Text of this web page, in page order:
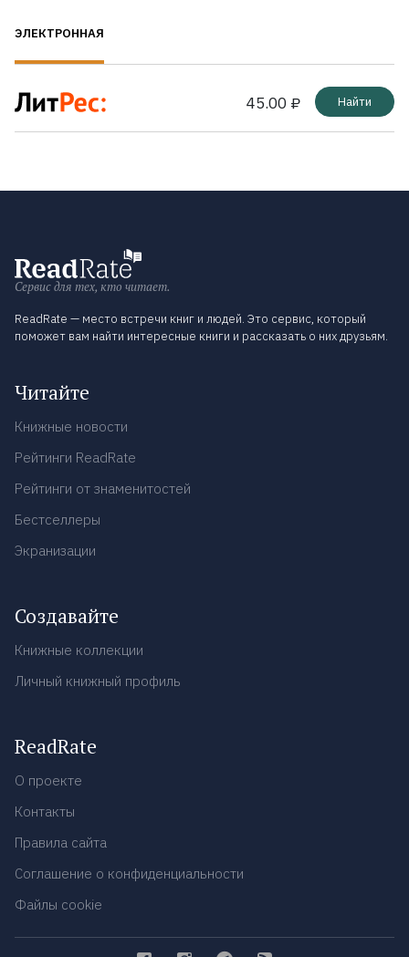
ЭЛЕКТРОННАЯ
45.00 ₽ Найти
Сервис для тех, кто читает.
ReadRate — место встречи книг и людей. Это сервис, который
поможет вам найти интересные книги и рассказать о них друзьям.
Читайте
Книжные новости
Рейтинги ReadRate
Рейтинги от знаменитостей
Бестселлеры
Экранизации
Создавайте
Книжные коллекции
Личный книжный профиль
ReadRate
О проекте
Контакты
Правила сайта
Соглашение о конфиденциальности
Файлы cookie